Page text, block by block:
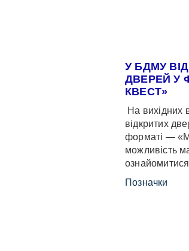
У БДМУ
ДВЕРЕЙ У
КВЕСТ»
На
відкритих
форматі —
можливість
Позначки